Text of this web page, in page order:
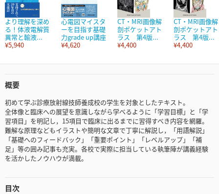
より理解を深め
る！体液電解質
異常と輸液...
¥5,940
心電図マイスタ
ーを目指す基礎
力grade up講座
¥4,620
CT・MRI画像解
剖ポケットアト
ラス 第4版...
¥4,400
CT・MRI画像解
剖ポケットアト
ラス 第4版...
¥4,400
概要
初めて学ぶ診療放射線技師養成校の学生を対象としたテキスト。
全体像と臨床への展望を意識しながら学べるように「学習目標」と「学
習項目」を明記し，15項目で臨床に出るまでに習得すべき内容を網羅。
難解な原理などもイラストや簡明な文章で丁寧に解説し，「用語解説」
「基礎へのフィードバック」「重要ポイント」「レベルアップ」「補
足」等の囲み記事も充実。各校で実際に担当している執筆陣が講義経験
を活かしたノウハウが満載。
目次